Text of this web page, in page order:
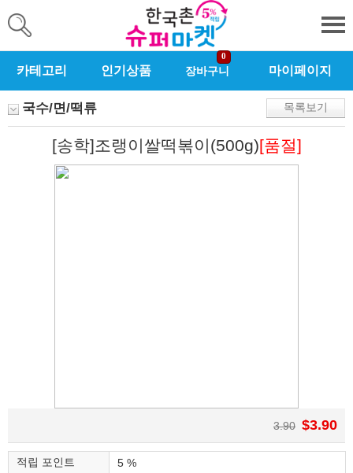
카테고리 인기상품 장바구니
0
마이페이지
국수/면/떡류 목록보기
[송학]조랭이쌀떡볶이(500g)[품절]
3.90 $3.90
적립 포인트
5 %